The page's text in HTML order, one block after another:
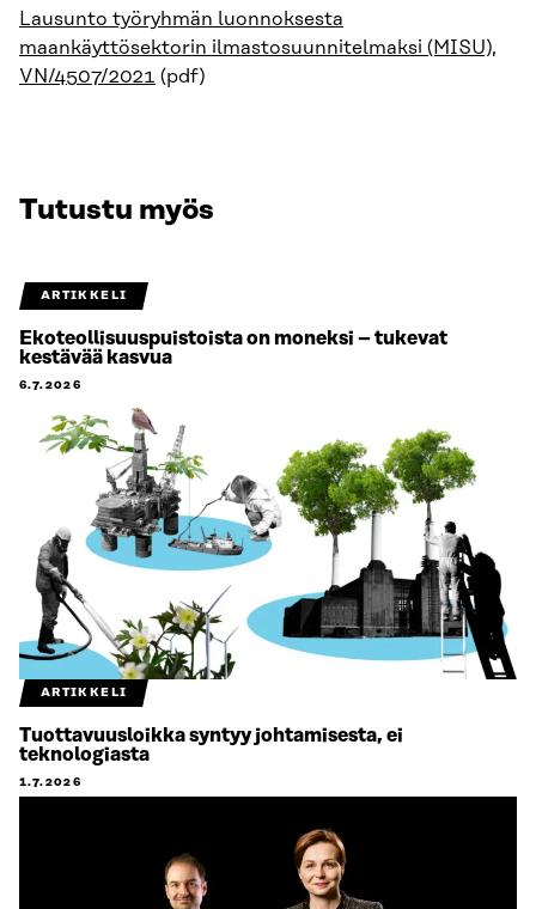
Lausunto työryhmän luonnoksesta
maankäyttösektorin ilmastosuunnitelmaksi (MISU),
VN/4507/2021 (pdf)
Tutustu myös
ARTIKKELI
Ekoteollisuuspuistoista on moneksi – tukevat
kestävää kasvua
6.7.2026
ARTIKKELI
Tuottavuusloikka syntyy johtamisesta, ei
teknologiasta
1.7.2026